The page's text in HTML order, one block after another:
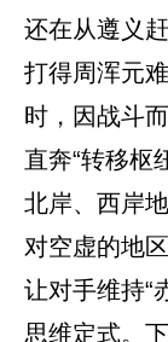
还在从遵义
打得周浑元
时，因战斗
直奔“转移枢
北岸、西岸
对空虚的地
让对手维持“
思维定式。